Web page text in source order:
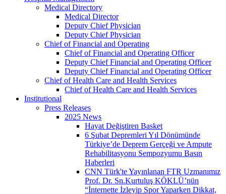
Medical Directory
Medical Director
Deputy Chief Physician
Deputy Chief Physician
Chief of Financial and Operating
Chief of Financial and Operating Officer
Deputy Chief Financial and Operating Officer
Deputy Chief Financial and Operating Officer
Chief of Health Care and Health Services
Chief of Health Care and Health Services
Institutional
Press Releases
2025 News
Hayat Değiştiren Basket
6 Şubat Depremleri Yıl Dönümünde
Türkiye’de Deprem Gerçeği ve Ampute
Rehabilitasyonu Sempozyumu Basın
Haberleri
CNN Türk'te Yayınlanan FTR Uzmanımız
Prof. Dr. Sn.Kurtuluş KÖKLÜ’nün
“İnternette İzleyip Spor Yaparken Dikkat,